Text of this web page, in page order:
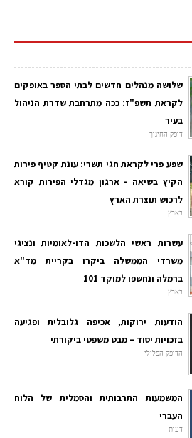
שלושה מנהלים חדשים לבתי הספר באופקים
לקראת תשפ"ז: ככה מתרחבת שדרת הניהול
בעיר
דופק החינוך
שפע פרי לקראת חגי תשרי: עונת קטיף פירות
הקיץ בשיאה - ארגון מגדלי הפירות קורא
לרכוש תוצרת הארץ
בארץ
עשרות ראשי הלשכות הדו-לאומיות ונציגי
משרדי הממשלה ביקרו בקריית מד"א
ברמלה ונחשפו למוקד 101
בארץ
הודעות ירוקות, אכיפה גלובלית ופגיעה
בזכויות יסוד – מבט משפטי ביקורתי
הדופק הפלילי
המשמעות התרבותית והסמלית של הלוח
העברי
דעות